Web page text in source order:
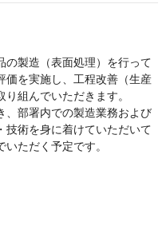
の製造（表面処理）を行って
価を実施し、工程改善（生産
組んでいただきます。
、部署内での製造業務および
技術を身に着けていただいて
ただく予定です。